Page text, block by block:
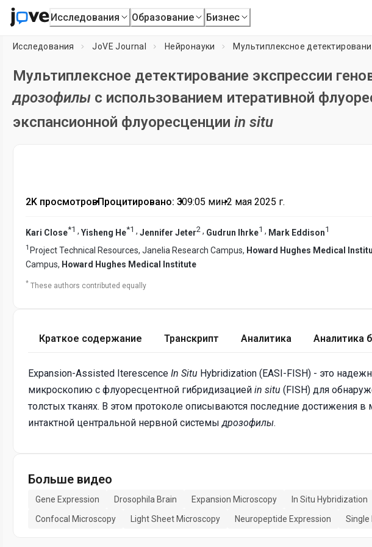
Исследования Образование Бизнес
Исследования JoVE Journal Нейронауки Мультиплексное
Мультиплексное детектирование экспрессии
дрозофилы с использованием итеративной
экспансионной флуоресценции in situ
2K просмотров•Процитировано: 3•09:05 мин•2 мая 2025 г.
Kari Close*1 , Yisheng He*1 , Jennifer Jeter2 , Gudrun Ihrke1 , Mark Eddison1
1 Project Technical Resources, Janelia Research Campus, Howard Hughes Medical
Campus, Howard Hughes Medical Institute
* These authors contributed equally
Краткое содержание Транскрипт Аналитика Аналитика
Expansion-Assisted Iterescence In Situ Hybridization (EASI-FISH) - это
микроскопию с флуоресцентной гибридизацией in situ (FISH) для
толстых тканях. В этом протоколе описываются последние достижения в
интактной центральной нервной системыдрозофилы.
Больше видео
Gene Expression Drosophila Brain Expansion Microscopy In Situ Hybridization
Confocal Microscopy
Light Sheet Microscopy Neuropeptide Expression Single